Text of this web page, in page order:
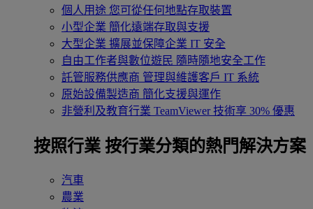
個人用途 您可從任何地點存取裝置
小型企業 簡化遠端存取與支援
大型企業 擴展並保障企業 IT 安全
自由工作者與數位遊民 隨時隨地安全工作
託管服務供應商 管理與維護客戶 IT 系統
原始設備製造商 簡化支援與運作
非營利及教育行業 TeamViewer 技術享 30% 優惠
按照行業 按行業分類的熱門解決方案
汽車
農業